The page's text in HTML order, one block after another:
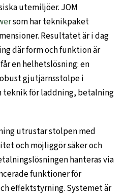
utemiljöer. JOM
som har teknikpaket
Resultatet är i dag
där form och funktion är
en helhetslösning: en
gjutjärnsstolpe i
teknik för laddning, betalning
utrustar stolpen med
och möjliggör säker och
hanteras via
funktioner för
effektstyrning. Systemet är